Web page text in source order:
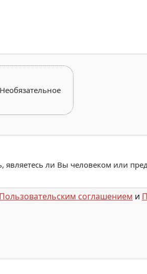
являетесь ли Вы человеком или
Пользовательским соглашением и